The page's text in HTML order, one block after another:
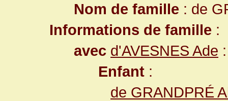
Nom de famille : de
Informations de famille :
avec d'AVESNES Ade :
Enfant :
de GRANDPRÉ